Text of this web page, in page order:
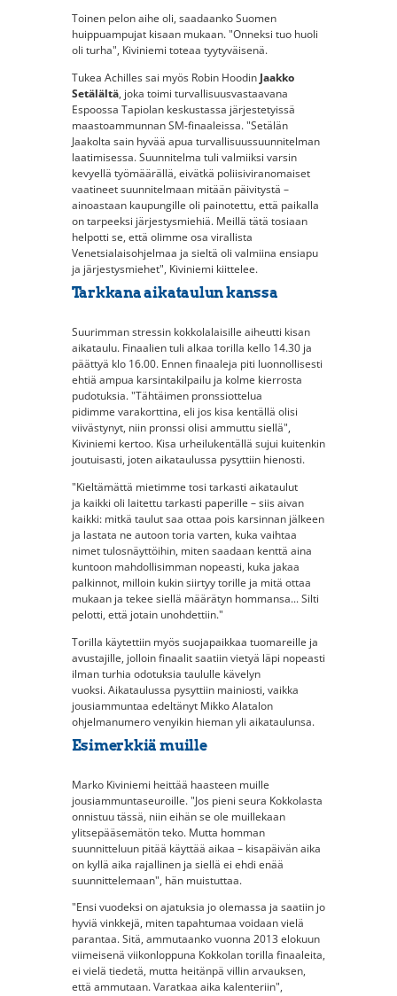
Toinen pelon aihe oli, saadaanko Suomen
huippuampujat kisaan mukaan. "Onneksi tuo huoli
oli turha", Kiviniemi toteaa tyytyväisenä.
Tukea Achilles sai myös Robin Hoodin Jaakko
Setälältä, joka toimi turvallisuusvastaavana
Espoossa Tapiolan keskustassa järjestetyissä
maastoammunnan SM-finaaleissa. "Setälän
Jaakolta sain hyvää apua turvallisuussuunnitelman
laatimisessa. Suunnitelma tuli valmiiksi varsin
kevyellä työmäärällä, eivätkä poliisiviranomaiset
vaatineet suunnitelmaan mitään päivitystä –
ainoastaan kaupungille oli painotettu, että paikalla
on tarpeeksi järjestysmiehiä. Meillä tätä tosiaan
helpotti se, että olimme osa virallista
Venetsialaisohjelmaa ja sieltä oli valmiina ensiapu
ja järjestysmiehet", Kiviniemi kiittelee.
Tarkkana aikataulun kanssa
Suurimman stressin kokkolalaisille aiheutti kisan
aikataulu. Finaalien tuli alkaa torilla kello 14.30 ja
päättyä klo 16.00. Ennen finaaleja piti luonnollisesti
ehtiä ampua karsintakilpailu ja kolme kierrosta
pudotuksia. "Tähtäimen pronssiottelua
pidimme varakorttina, eli jos kisa kentällä olisi
viivästynyt, niin pronssi olisi ammuttu siellä",
Kiviniemi kertoo. Kisa urheilukentällä sujui kuitenkin
joutuisasti, joten aikataulussa pysyttiin hienosti.
"Kieltämättä mietimme tosi tarkasti aikataulut
ja kaikki oli laitettu tarkasti paperille – siis aivan
kaikki: mitkä taulut saa ottaa pois karsinnan jälkeen
ja lastata ne autoon toria varten, kuka vaihtaa
nimet tulosnäyttöihin, miten saadaan kenttä aina
kuntoon mahdollisimman nopeasti, kuka jakaa
palkinnot, milloin kukin siirtyy torille ja mitä ottaa
mukaan ja tekee siellä määrätyn hommansa... Silti
pelotti, että jotain unohdettiin."
Torilla käytettiin myös suojapaikkaa tuomareille ja
avustajille, jolloin finaalit saatiin vietyä läpi nopeasti
ilman turhia odotuksia taululle kävelyn
vuoksi. Aikataulussa pysyttiin mainiosti, vaikka
jousiammuntaa edeltänyt Mikko Alatalon
ohjelmanumero venyikin hieman yli aikataulunsa.
Esimerkkiä muille
Marko Kiviniemi heittää haasteen muille
jousiammuntaseuroille. "Jos pieni seura Kokkolasta
onnistuu tässä, niin eihän se ole muillekaan
ylitsepääsemätön teko. Mutta homman
suunnitteluun pitää käyttää aikaa – kisapäivän aika
on kyllä aika rajallinen ja siellä ei ehdi enää
suunnittelemaan", hän muistuttaa.
"Ensi vuodeksi on ajatuksia jo olemassa ja saatiin jo
hyviä vinkkejä, miten tapahtumaa voidaan vielä
parantaa. Sitä, ammutaanko vuonna 2013 elokuun
viimeisenä viikonloppuna Kokkolan torilla finaaleita,
ei vielä tiedetä, mutta heitänpä villin arvauksen,
että ammutaan. Varatkaa aika kalenteriin",